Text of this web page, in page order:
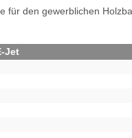
für den gewerblichen
Jet